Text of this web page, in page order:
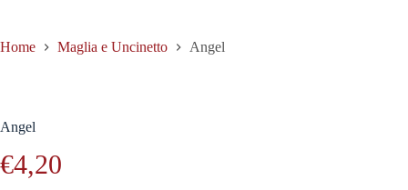
Home Maglia e Uncinetto Angel
Angel
€4,20